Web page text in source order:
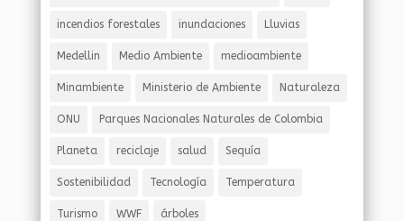
incendios forestales inundaciones Lluvias
Medellin Medio Ambiente medioambiente
Minambiente Ministerio de Ambiente Naturaleza
ONU Parques Nacionales Naturales de Colombia
Planeta reciclaje salud Sequía
Sostenibilidad Tecnología Temperatura
Turismo WWF árboles